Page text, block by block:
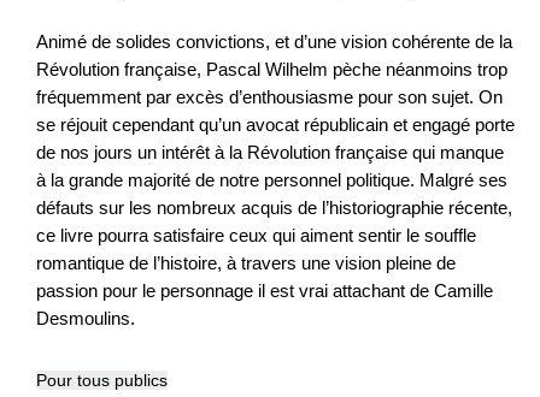
Animé de solides convictions, et d’une vision cohérente de la
Révolution française, Pascal Wilhelm pèche néanmoins trop
fréquemment par excès d’enthousiasme pour son sujet. On
se réjouit cependant qu’un avocat républicain et engagé porte
de nos jours un intérêt à la Révolution française qui manque
à la grande majorité de notre personnel politique. Malgré ses
défauts sur les nombreux acquis de l’historiographie récente,
ce livre pourra satisfaire ceux qui aiment sentir le souffle
romantique de l’histoire, à travers une vision pleine de
passion pour le personnage il est vrai attachant de Camille
Desmoulins.
Pour tous publics